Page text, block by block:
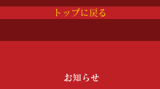
トップに戻る
お知らせ